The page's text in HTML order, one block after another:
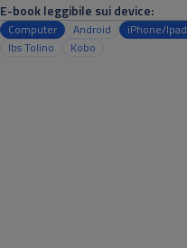
E-book leggibile sui device:
Computer Android iPhone/Ipad
Ibs Tolino
Kobo